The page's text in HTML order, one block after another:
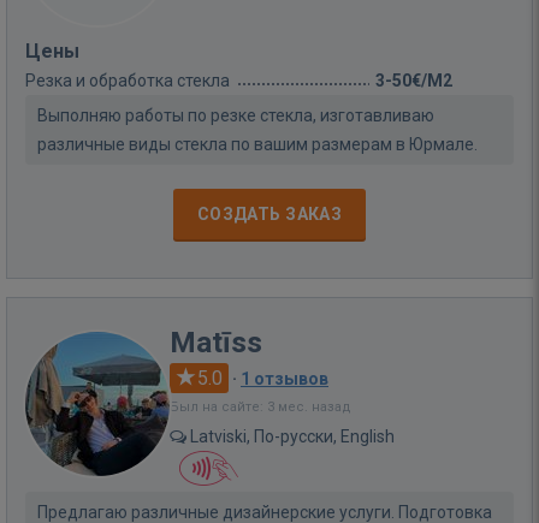
Цены
Резка и обработка стекла
3-50€/M2
Выполняю работы по резке стекла, изготавливаю
различные виды стекла по вашим размерам в Юрмале.
СОЗДАТЬ ЗАКАЗ
Matīss
5.0 · 1 отзывов
Был на сайте: 3 мес. назад
Latviski, По-русски, English
Предлагаю различные дизайнерские услуги. Подготовка